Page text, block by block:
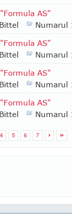
AS"
Numarul
AS"
Numarul
AS"
Numarul
AS"
Numarul
4 5 6 7 › »